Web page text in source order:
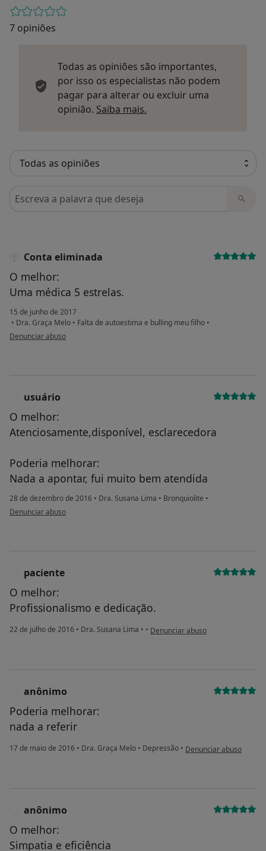
7 opiniões
Todas as opiniões são importantes,
por isso os especialistas não podem
pagar para alterar ou excluir uma
opinião. Saiba mais.
Pesquisar em opiniões
Conta eliminada
O melhor:
Uma médica 5 estrelas.
15 de junho de 2017
• Dra. Graça Melo • Falta de autoestima e bulling meu filho •
na opinião do utilizador Conta eliminada
Denunciar abuso
usuário
O melhor:
Atenciosamente,disponível, esclarecedora
Poderia melhorar:
Nada a apontar, fui muito bem atendida
28 de dezembro de 2016 • Dra. Susana Lima • Bronquiolite •
na opinião do utilizador usuário
Denunciar abuso
paciente
O melhor:
Profissionalismo e dedicação.
22 de julho de 2016 • Dra. Susana Lima • • na opinião do utilizador paciente
Denunciar abuso
anônimo
Poderia melhorar:
nada a referir
17 de maio de 2016 • Dra. Graça Melo • Depressão • na opinião do utilizador
Denunciar abuso
anônimo
O melhor:
Simpatia e eficiência